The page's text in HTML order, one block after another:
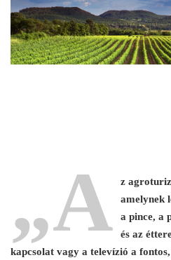
„A
z
amelynek
a pince, a
és az
kapcsolat vagy a televízió a